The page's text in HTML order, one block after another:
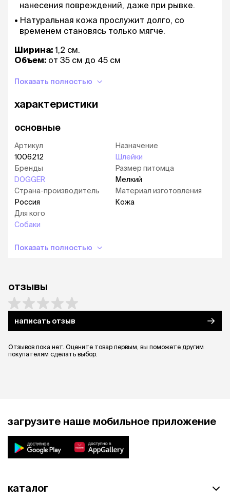
нанесения повреждений, даже при рывке.
Натуральная кожа прослужит долго, со
временем становясь только мягче.
Ширина: 1,2 см.
Объем: от 35 см до 45 см
Показать полностью
характеристики
основные
Артикул
1006212
Бренды
DOGGER
Страна-производитель
Россия
Для кого
Собаки
Назначение
Шлейки
Размер питомца
Мелкий
Материал изготовления
Кожа
Показать полностью
отзывы
написать отзыв
Отзывов пока нет. Оцените товар первым, вы поможете другим
покупателям сделать выбор.
загрузите наше мобильное приложение
каталог